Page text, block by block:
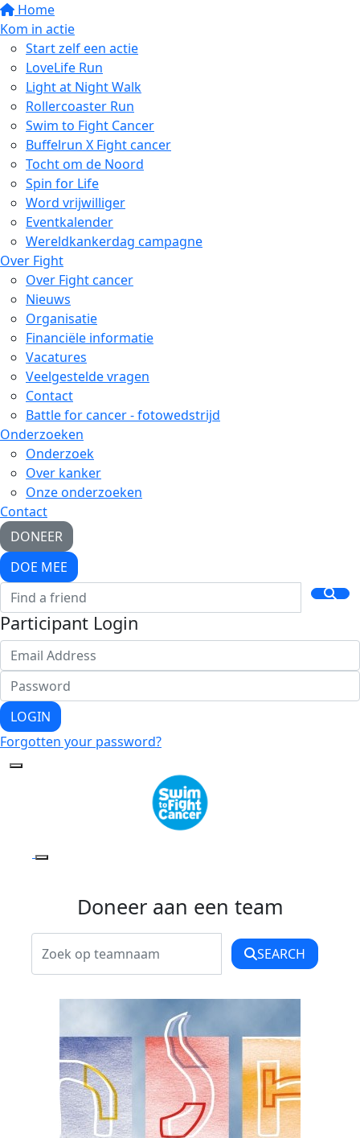
Home
Kom in actie
Start zelf een actie
LoveLife Run
Light at Night Walk
Rollercoaster Run
Swim to Fight Cancer
Buffelrun X Fight cancer
Tocht om de Noord
Spin for Life
Word vrijwilliger
Eventkalender
Wereldkankerdag campagne
Over Fight
Over Fight cancer
Nieuws
Organisatie
Financiële informatie
Vacatures
Veelgestelde vragen
Contact
Battle for cancer - fotowedstrijd
Onderzoeken
Onderzoek
Over kanker
Onze onderzoeken
Contact
DONEER
DOE MEE
Participant Login
LOGIN
Forgotten your password?
Doneer aan een team
SEARCH